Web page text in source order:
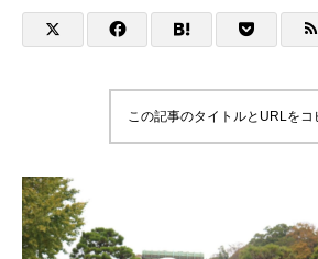
この記事のタイトルとURLをコ